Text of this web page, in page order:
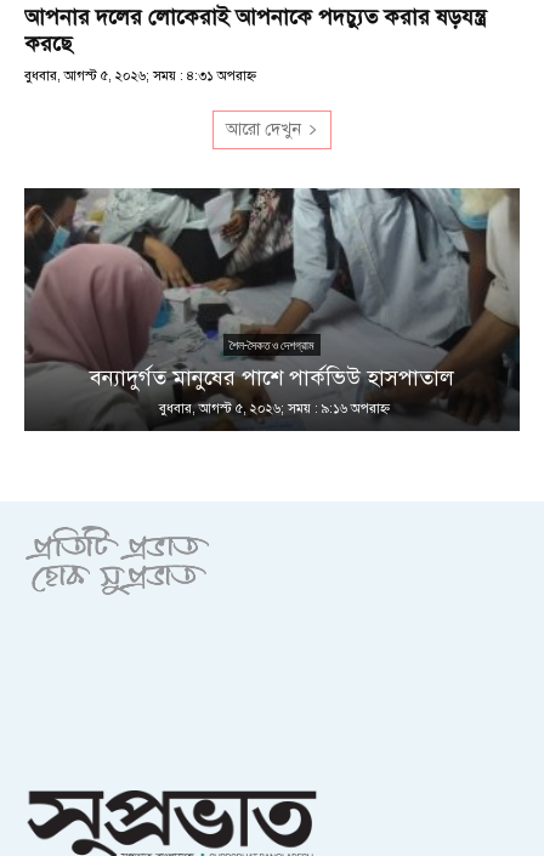
আপনার দলের লোকেরাই আপনাকে পদচ্যুত করার ষড়যন্ত্র
করছে
বুধবার, আগস্ট ৫, ২০২৬; সময় : ৪:৩১ অপরাহ্ণ
আরো দেখুন
শৈল-সৈকত ও দেশগ্রাম
বন্যাদুর্গত মানুষের পাশে পার্কভিউ হাসপাতাল
বুধবার, আগস্ট ৫, ২০২৬; সময় : ৯:১৬ অপরাহ্ণ